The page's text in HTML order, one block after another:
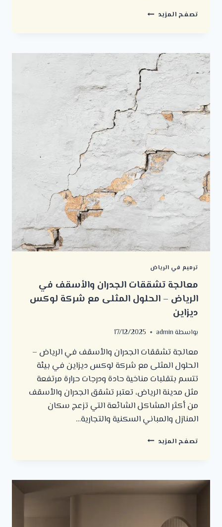
تصفح المزيد أهم
تجنبها
عند
ترميم
المنازل
في
الرياض
ترميم في الرياض
معالجة تشققات الجدران والأسقف في
الرياض – الحلول المثلى مع شركة لوكس
ديزاين
بواسطةadmin
17/12/2025
معالجة تشققات الجدران والأسقف في الرياض –
الحلول المثلى مع شركة لوكس ديزاين في بيئة
تتسم بتقلبات مناخية حادة ودرجات حرارة مرتفعة
مثل مدينة الرياض، تعتبر تشقق الجدران والأسقف
من أكثر المشاكل الشائعة التي تزعج سكان
المنازل والمباني السكنية والتجارية…
تصفح المزيد معالجة
في
الرياض